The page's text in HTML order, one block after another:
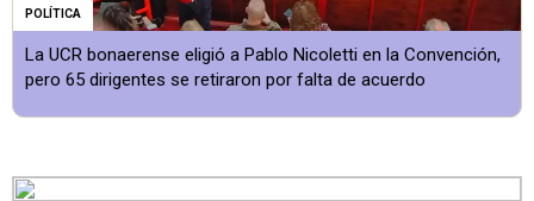
POLÍTICA
La UCR bonaerense eligió a Pablo Nicoletti en la Convención,
pero 65 dirigentes se retiraron por falta de acuerdo